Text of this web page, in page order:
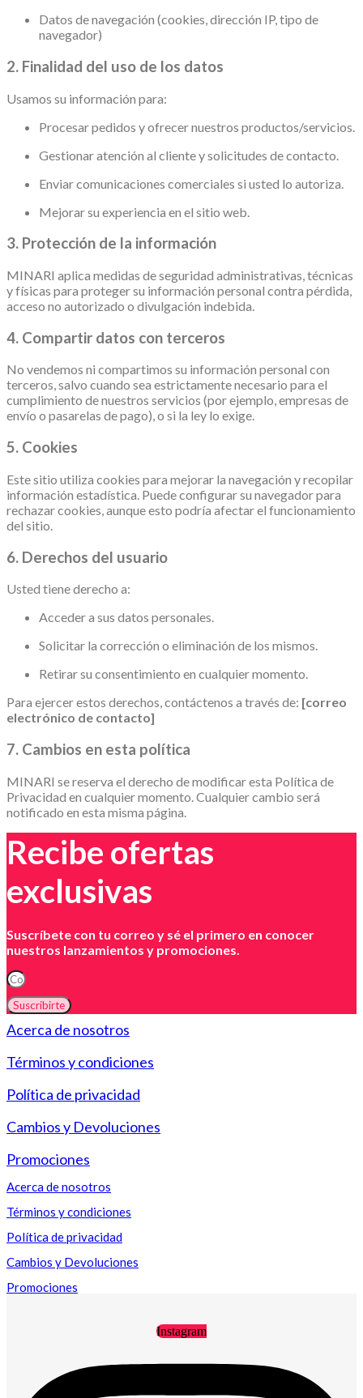
Datos de navegación (cookies, dirección IP, tipo de
navegador)
2. Finalidad del uso de los datos
Usamos su información para:
Procesar pedidos y ofrecer nuestros productos/servicios.
Gestionar atención al cliente y solicitudes de contacto.
Enviar comunicaciones comerciales si usted lo autoriza.
Mejorar su experiencia en el sitio web.
3. Protección de la información
MINARI aplica medidas de seguridad administrativas, técnicas
y físicas para proteger su información personal contra pérdida,
acceso no autorizado o divulgación indebida.
4. Compartir datos con terceros
No vendemos ni compartimos su información personal con
terceros, salvo cuando sea estrictamente necesario para el
cumplimiento de nuestros servicios (por ejemplo, empresas de
envío o pasarelas de pago), o si la ley lo exige.
5. Cookies
Este sitio utiliza cookies para mejorar la navegación y recopilar
información estadística. Puede configurar su navegador para
rechazar cookies, aunque esto podría afectar el funcionamiento
del sitio.
6. Derechos del usuario
Usted tiene derecho a:
Acceder a sus datos personales.
Solicitar la corrección o eliminación de los mismos.
Retirar su consentimiento en cualquier momento.
Para ejercer estos derechos, contáctenos a través de: [correo
electrónico de contacto]
7. Cambios en esta política
MINARI se reserva el derecho de modificar esta Política de
Privacidad en cualquier momento. Cualquier cambio será
notificado en esta misma página.
Recibe ofertas
exclusivas
Suscríbete con tu correo y sé el primero en conocer
nuestros lanzamientos y promociones.
Suscribirte
Acerca de nosotros
Términos y condiciones
Política de privacidad
Cambios y Devoluciones
Promociones
Acerca de nosotros
Términos y condiciones
Política de privacidad
Cambios y Devoluciones
Promociones
Instagram